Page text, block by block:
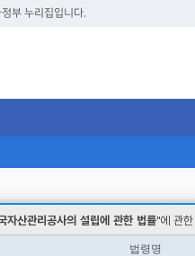
부 누리집입니다.
자산관리공사의 설립에 관한 법률"에 관한
법령명